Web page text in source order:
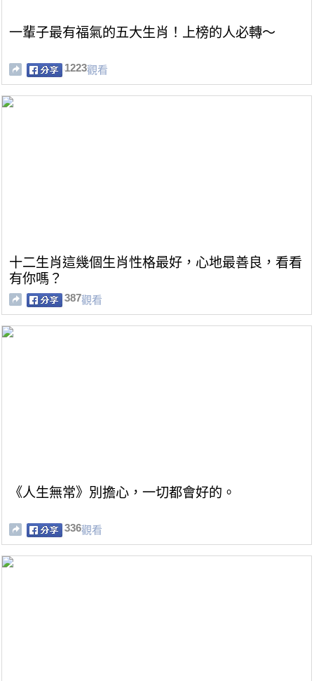
一輩子最有福氣的五大生肖！上榜的人必轉～
1223觀看
十二生肖這幾個生肖性格最好，心地最善良，看看
有你嗎？
387觀看
《人生無常》別擔心，一切都會好的。
336觀看